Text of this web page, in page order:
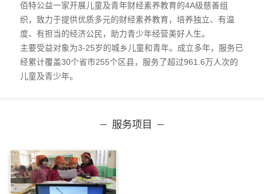
佰特公益一家开展儿童及青年财经素养教育的4A级慈善组
织，致力于提供优质多元的财经素养教育，培养独立、有温
度、有担当的经济公民，助力青少年经营美好人生。
主要受益对象为3-25岁的城乡儿童和青年。成立多年，服务已
经累计覆盖30个省市255个区县，服务了超过961.6万人次的
服务项目